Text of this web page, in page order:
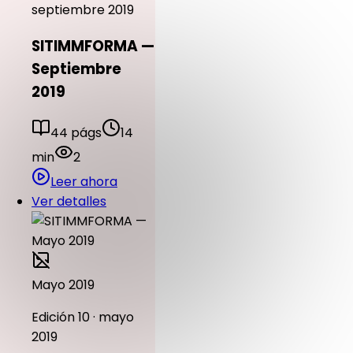
septiembre 2019
SITIMMFORMA —
Septiembre
2019
44 págs
14
min
2
Leer ahora
Ver detalles
Mayo 2019
Edición 10 · mayo
2019